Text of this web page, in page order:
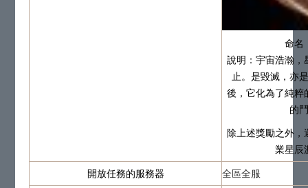
命名
說明：宇宙浩瀚，
止。是毀滅，亦
後，它化為了純粹
的
除上述獎勵之外，
業星辰
開放任務的服務器 全區全服